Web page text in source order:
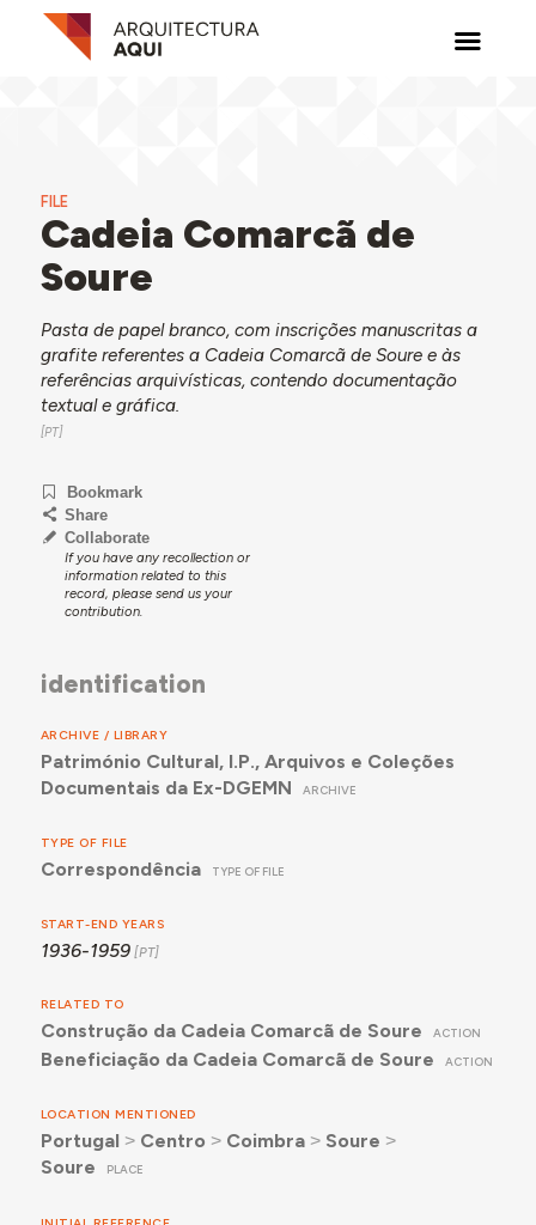
FILE
Cadeia Comarcã de
Soure
Pasta de papel branco, com inscrições manuscritas a
grafite referentes a Cadeia Comarcã de Soure e às
referências arquivísticas, contendo documentação
textual e gráfica.
Bookmark
Share
Collaborate
If you have any recollection or
information related to this
record, please send us your
contribution.
identification
ARCHIVE / LIBRARY
Património Cultural, I.P., Arquivos e Coleções
Documentais da Ex-DGEMN
ARCHIVE
TYPE OF FILE
Correspondência TYPE OF FILE
START-END YEARS
1936-1959
RELATED TO
Construção da Cadeia Comarcã de Soure ACTION
Beneficiação da Cadeia Comarcã de Soure ACTION
LOCATION MENTIONED
Portugal ˃ Centro ˃ Coimbra˃ Soure ˃
Soure
PLACE